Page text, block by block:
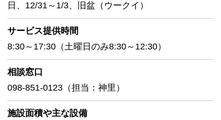
日、12/31～1/3、旧盆（ウークイ）
サービス提供時間
8:30～17:30（土曜日のみ8:30～12:30）
相談窓口
098-851-0123（担当：神里）
施設面積や主な設備